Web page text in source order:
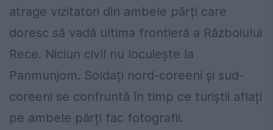
atrage vizitatori din ambele părți care
doresc să vadă ultima frontieră a Războiului
Rece. Niciun civil nu locuiește la
Panmunjom. Soldați nord-coreeni și sud-
coreeni se confruntă în timp ce turiștii aflați
pe ambele părți fac fotografii.